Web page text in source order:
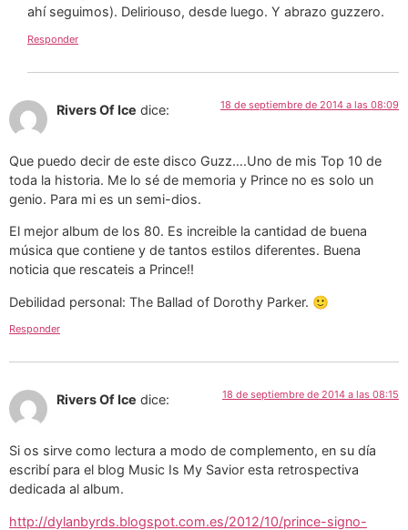
ahí seguimos). Deliriouso, desde luego. Y abrazo guzzero.
Responder
Rivers Of Ice dice: 18 de septiembre de 2014 a las 08:09
Que puedo decir de este disco Guzz….Uno de mis Top 10 de
toda la historia. Me lo sé de memoria y Prince no es solo un
genio. Para mi es un semi-dios.
El mejor album de los 80. Es increible la cantidad de buena
música que contiene y de tantos estilos diferentes. Buena
noticia que rescateis a Prince!!
Debilidad personal: The Ballad of Dorothy Parker. 🙂
Responder
Rivers Of Ice dice: 18 de septiembre de 2014 a las 08:15
Si os sirve como lectura a modo de complemento, en su día
escribí para el blog Music Is My Savior esta retrospectiva
dedicada al album.
http://dylanbyrds.blogspot.com.es/2012/10/prince-signo-